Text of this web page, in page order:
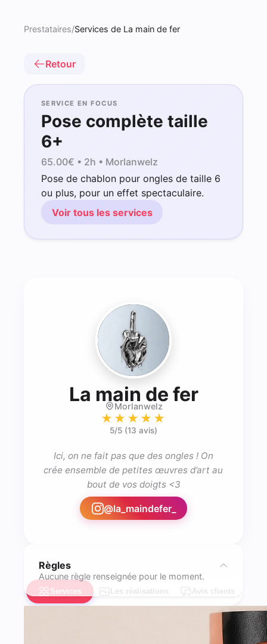
Prestataires/Services de La main de fer
Retour
SERVICE EN FOCUS
Pose complète taille
6+
65.00€ • 2h • Morlanwelz
Pose de chablon pour ongles de taille 6
ou plus, pour un effet spectaculaire.
Voir tous les services
La main de fer- Nail
Morlanwelz
★★★★★
5/5 (13 avis)
crée ensemble de petites œuvres d’art au
bout de vos doigts <3
@la_maindefer_
Règles
Aucune règle renseignée pour le moment.
Services Les réalisations Avis clients